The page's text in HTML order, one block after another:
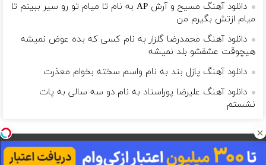
دانلود آهنگ مسیح و آرش AP به نام تا میام تو رو سیر ببینم تا
میام ازتش بگیرم من
دانلود آهنگ محمدرضا گلزار به نام کسی که بده عوض نمیشه
هیچوقت عشقشو بلد نمیشه
دانلود آهنگ پازل بند به نام واسم سخته بخوام معذرت
دانلود آهنگ علیرضا پوراستاد به نام دو سه سالی به پات
نشستم
بگذار زندگی مانند موسیقی باشد و مرگ یک نت ناگفته...